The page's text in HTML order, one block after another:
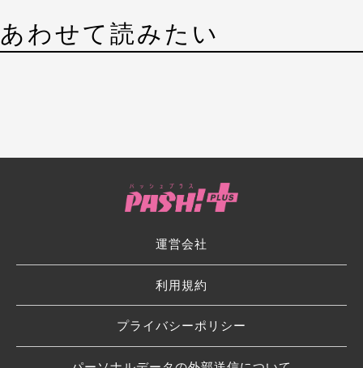
あわせて読みたい
運営会社
利用規約
プライバシーポリシー